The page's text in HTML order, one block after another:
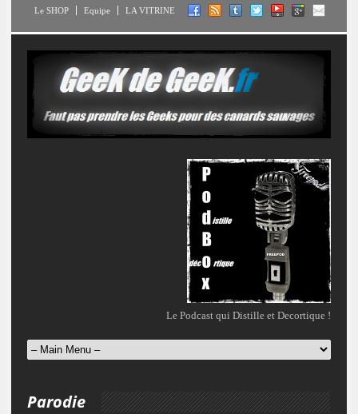
Le SHOP Equipe LA VITRINE
Le Podcast qui Distille et Decortique !
Parodie